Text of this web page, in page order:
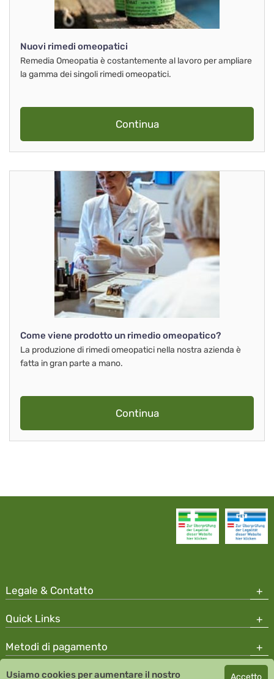
Nuovi rimedi omeopatici
Remedia Omeopatia è costantemente al lavoro per ampliare
la gamma dei singoli rimedi omeopatici.
Continua
Come viene prodotto un rimedio omeopatico?
La produzione di rimedi omeopatici nella nostra azienda è
fatta in gran parte a mano.
Continua
Legale & Contatto
Quick Links
Metodi di pagamento
Usiamo cookies per aumentare il nostro Accetto